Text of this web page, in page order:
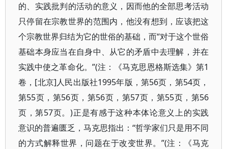
的、实践批判的活动的意义，因而他的全部思考活动
只停留在宗教世界的范围内，他没有想到，应该把这
个宗教世界归结为它的世俗的基础，而“对于这个世俗
基础本身应当在自身中、从它的矛盾中去理解，并在
实践中使之革命化。”(注：《马克思恩格斯选集》第1
卷，[北京]人民出版社1995年版，第56页，第54页，
第55页，第56页，第56页，第57页，第55页，第56
页，第57页。)正是有感于这种本体论意义上的实践
意识的普遍匮乏，马克思指出：“哲学家们只是用不同
的方式解释世界，问题在于改变世界。”(注：《马克